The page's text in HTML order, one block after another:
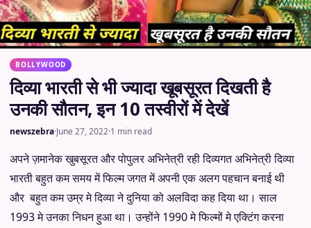
BOLLYWOOD
दिव्या भारती से भी ज्यादा खूबसूरत दिखती है
उनकी सौतन, इन 10 तस्वीरों में देखें
newszebra·June 27, 2022·1 min read
अपने ज़मानेक खुबसूरत और पोपुलर अभिनेत्री रही दिव्यगत अभिनेत्री दिव्या
भारती बहुत कम समय में फिल्म जगत में अपनी एक अलग पहचान बनाई थी
और बहुत कम उम्र मे दिव्या ने दुनिया को अलविदा कह दिया था। साल
1993 मे उनका निधन हुआ था। उन्होंने 1990 मे फिल्मों मे एक्टिंग करना